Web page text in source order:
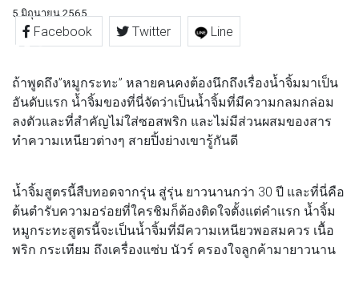
5 มิถุนายน 2565
Facebook Twitter Line
ถ้าพูดถึง”หมูกระทะ” หลายคนคงต้องนึกถึงเรื่องน้ำจิ้มมาเป็น
อันดับแรก น้ำจิ้มของที่นี่จัดว่าเป็นน้ำจิ้มที่มีความกลมกล่อม
ลงตัวและที่สำคัญไม่ใส่ซอสพริก และไม่มีส่วนผสมของสาร
ทำความเหนียวต่างๆ สายปิ้งย่างเขารู้กันดี
น้ำจิ้มสูตรนี้สืบทอดจากรุ่น สู่รุ่น ยาวนานกว่า 30 ปี และที่นี่คือ
ต้นตำรับความอร่อยที่ใครชิมก็ต้องติดใจตั้งแต่คำแรก น้ำจิ้ม
หมูกระทะสูตรนี้จะเป็นน้ำจิ้มที่มีความเหนียวพอสมควร เนื้อ
พริก กระเทียม ถึงเครื่องแซ่บ นัวร์ ครองใจลูกค้ามายาวนาน